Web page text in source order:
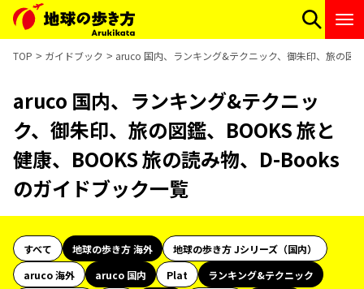
TOP ガイドブック aruco 国内、ランキング&テクニック、御朱印、旅の図
aruco 国内、ランキング&テクニッ
ク、御朱印、旅の図鑑、BOOKS 旅と
健康、BOOKS 旅の読み物、D-Books
のガイドブック一覧
すべて 地球の歩き方 海外
地球の歩き方 Jシリーズ（国内）
aruco 海外
aruco 国内 Plat
ランキング&テクニック